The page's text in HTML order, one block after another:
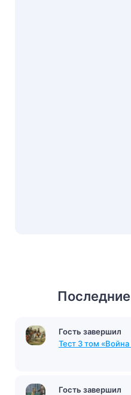
Гость завершил
Тест 3 том
Гость завершил